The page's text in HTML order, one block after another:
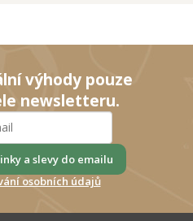
výhody pouze
newsletteru.
a slevy do emailu
osobních údajů